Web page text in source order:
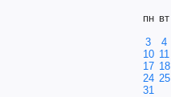
пн вт
3
4
10 11
17 18
24 25
31